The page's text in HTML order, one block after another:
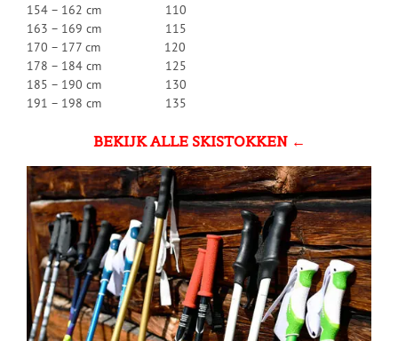
154 – 162 cm 110
163 – 169 cm 115
170 – 177 cm 120
178 – 184 cm 125
185 – 190 cm 130
191 – 198 cm 135
BEKIJK ALLE SKISTOKKEN ←